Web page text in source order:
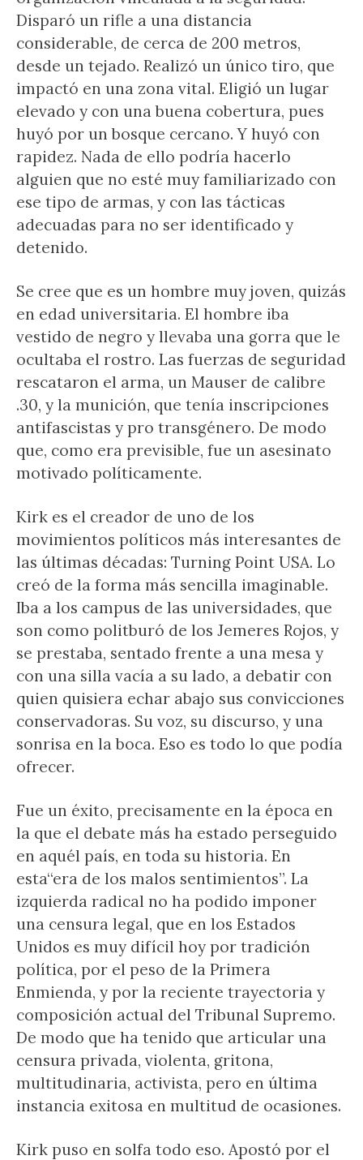
Disparó un rifle a una distancia
considerable, de cerca de 200 metros,
desde un tejado. Realizó un único tiro, que
impactó en una zona vital. Eligió un lugar
elevado y con una buena cobertura, pues
huyó por un bosque cercano. Y huyó con
rapidez. Nada de ello podría hacerlo
alguien que no esté muy familiarizado con
ese tipo de armas, y con las tácticas
adecuadas para no ser identificado y
detenido.
Se cree que es un hombre muy joven, quizás
en edad universitaria. El hombre iba
vestido de negro y llevaba una gorra que le
ocultaba el rostro. Las fuerzas de seguridad
rescataron el arma, un Mauser de calibre
.30, y la munición, que tenía inscripciones
antifascistas y pro transgénero. De modo
que, como era previsible, fue un asesinato
motivado políticamente.
Kirk es el creador de uno de los
movimientos políticos más interesantes de
las últimas décadas: Turning Point USA. Lo
creó de la forma más sencilla imaginable.
Iba a los campus de las universidades, que
son como politburó de los Jemeres Rojos, y
se prestaba, sentado frente a una mesa y
con una silla vacía a su lado, a debatir con
quien quisiera echar abajo sus convicciones
conservadoras. Su voz, su discurso, y una
sonrisa en la boca. Eso es todo lo que podía
ofrecer.
Fue un éxito, precisamente en la época en
la que el debate más ha estado perseguido
en aquél país, en toda su historia. En
esta“era de los malos sentimientos”. La
izquierda radical no ha podido imponer
una censura legal, que en los Estados
Unidos es muy difícil hoy por tradición
política, por el peso de la Primera
Enmienda, y por la reciente trayectoria y
composición actual del Tribunal Supremo.
De modo que ha tenido que articular una
censura privada, violenta, gritona,
multitudinaria, activista, pero en última
instancia exitosa en multitud de ocasiones.
Kirk puso en solfa todo eso. Apostó por el